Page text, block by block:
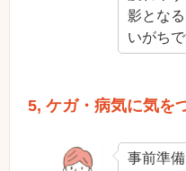
影とな
いがちで
5, ケガ・病気に気を
事前準